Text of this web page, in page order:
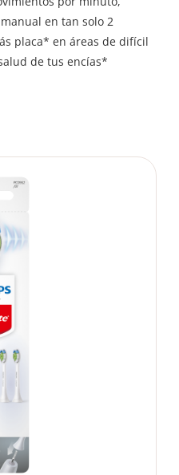
en tan solo 2
placa* en áreas de difícil
de tus encías*